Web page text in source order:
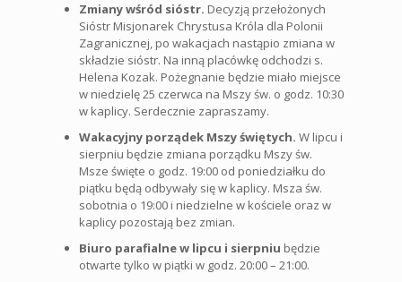
Zmiany wśród sióstr. Decyzją przełożonych
Sióstr Misjonarek Chrystusa Króla dla Polonii
Zagranicznej, po wakacjach nastąpio zmiana w
składzie sióstr. Na inną placówkę odchodzi s.
Helena Kozak. Pożegnanie będzie miało miejsce
w niedzielę 25 czerwca na Mszy św. o godz. 10:30
w kaplicy. Serdecznie zapraszamy.
Wakacyjny porządek Mszy świętych. W lipcu i
sierpniu będzie zmiana porządku Mszy św.
Msze święte o godz. 19:00 od poniedziałku do
piątku będą odbywały się w kaplicy. Msza św.
sobotnia o 19:00 i niedzielne w kościele oraz w
kaplicy pozostają bez zmian.
Biuro parafialne w lipcu i sierpniu będzie
otwarte tylko w piątki w godz. 20:00 – 21:00.